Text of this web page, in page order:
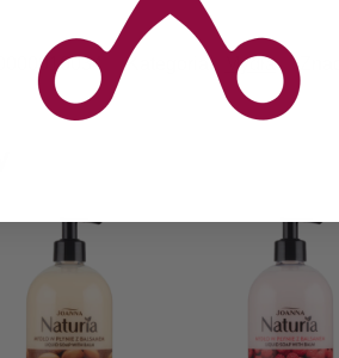
0000016034 Kategoria: Mydła